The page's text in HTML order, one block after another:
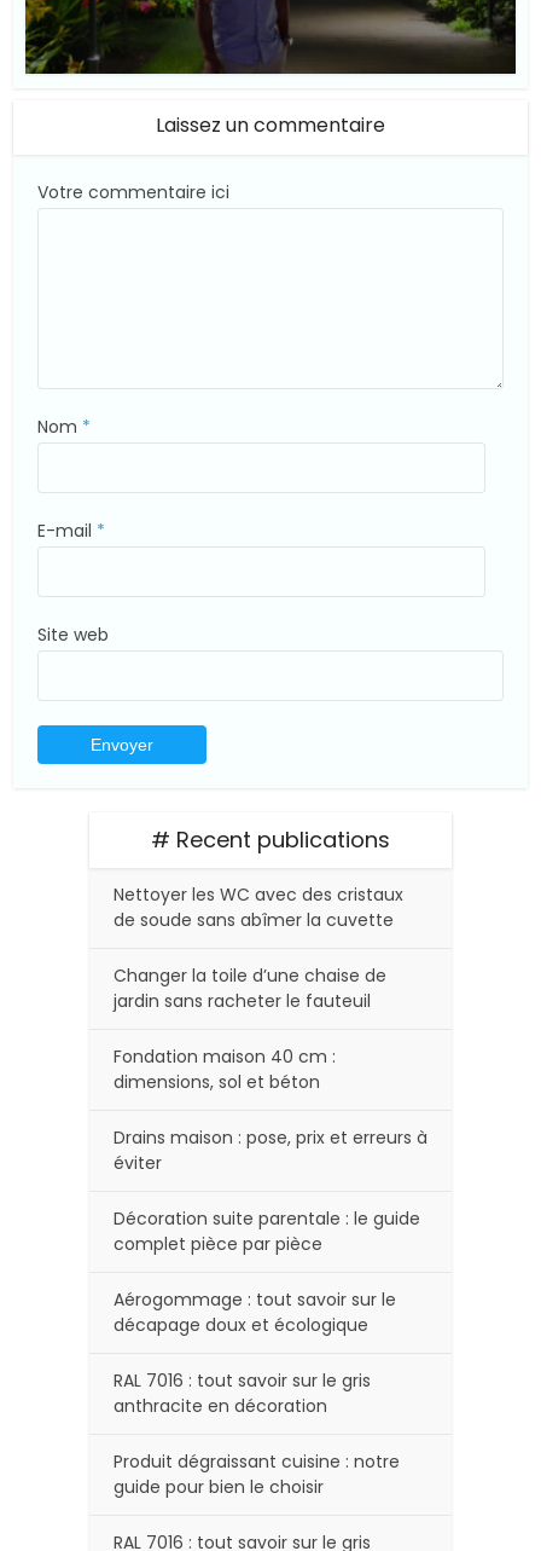
Laissez un commentaire
Votre commentaire ici
Nom *
E-mail *
Site web
# Recent publications
Nettoyer les WC avec des cristaux
de soude sans abîmer la cuvette
Changer la toile d’une chaise de
jardin sans racheter le fauteuil
Fondation maison 40 cm :
dimensions, sol et béton
Drains maison : pose, prix et erreurs à
éviter
Décoration suite parentale : le guide
complet pièce par pièce
Aérogommage : tout savoir sur le
décapage doux et écologique
RAL 7016 : tout savoir sur le gris
anthracite en décoration
Produit dégraissant cuisine : notre
guide pour bien le choisir
RAL 7016 : tout savoir sur le gris